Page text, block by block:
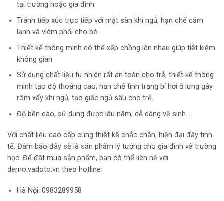
tại trường hoặc gia đình.
Tránh tiếp xúc trực tiếp với mặt sàn khi ngủ, hạn chế cảm
lạnh và viêm phổi cho bé
Thiết kế thông minh có thể xếp chồng lên nhau giúp tiết kiệm
không gian
Sử dụng chất liệu tự nhiên rất an toàn cho trẻ, thiết kế thông
minh tạo độ thoáng cao, hạn chế tình trạng bí hơi ở lưng gây
rôm xẩy khi ngủ, tạo giấc ngủ sâu cho trẻ.
Độ bền cao, sử dụng được lâu năm, dễ dàng vệ sinh…
Với chất liệu cao cấp cùng thiết kế chắc chắn, hiện đại đầy tinh
tế. Đảm bảo đây sẽ là sản phẩm lý tưởng cho gia đình và trường
học. Để đặt mua sản phẩm, bạn có thể liên hệ với
demo.vadoto.vn theo hotline:
Hà Nội: 0983289958